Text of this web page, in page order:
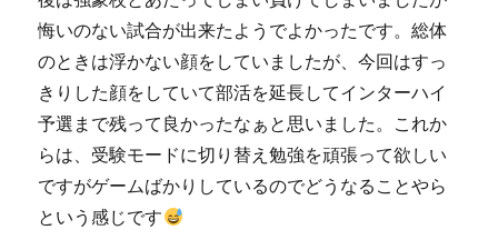
悔いのない試合が出来たようでよかったです。総体
のときは浮かない顔をしていましたが、今回はすっ
きりした顔をしていて部活を延長してインターハイ
予選まで残って良かったなぁと思いました。これか
らは、受験モードに切り替え勉強を頑張って欲しい
ですがゲームばかりしているのでどうなることやら
という感じです